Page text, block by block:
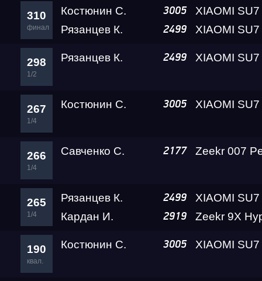
310
финал
Костюнин С. 3005
Рязанцев К. 2499
298
1/2
Рязанцев К. 2499
267
1/4
Костюнин С. 3005
266
1/4
Савченко С. 2177
265
1/4
Рязанцев К. 2499
Кардан И. 2919
190
квал.
Костюнин С. 3005